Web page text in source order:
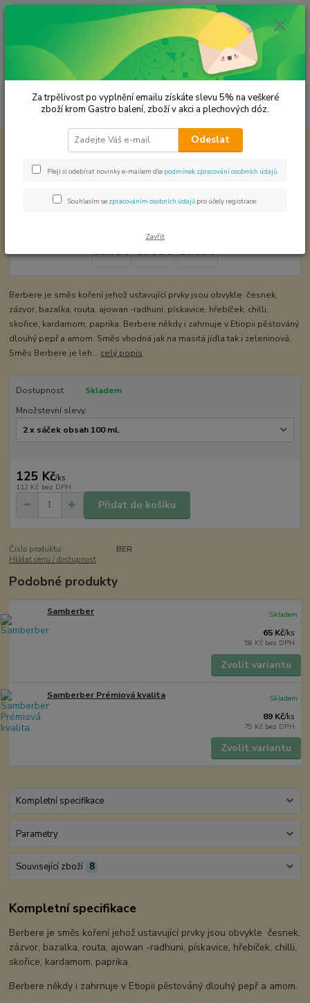
Menu
Hledat
ks
za 0,00 Kč
Koření od Samuela podle způsobu použití Pečená masa
Berbere
Berbere je směs koření jehož ustavující prvky jsou obvykle česnek,
zázvor, bazalka, routa, ajowan -radhuni, pískavice, hřebíček, chilli,
skořice, kardamom, paprika. Berbere někdy i zahrnuje v Etiopii pěstováný
dlouhý pepř a amom. Směs vhodná jak na masitá jídla tak i zeleninová.
Směs Berbere je leh... celý popis
Dostupnost
Skladem
Množstevní slevy:
125 Kč/ks
112 Kč bez DPH
Přidat do košíku
Číslo produktu:
BER
Hlídat cenu / dostupnost
Podobné produkty
Samberber
65 Kč/ks
58 Kč bez DPH
Skladem
Zvolit variantu
Samberber Prémiová kvalita
89 Kč/ks
79 Kč bez DPH
Skladem
Zvolit variantu
Kompletní specifikace
Parametry
Související zboží 8
Kompletní specifikace
Berbere je směs koření jehož ustavující prvky jsou obvykle česnek,
zázvor, bazalka, routa, ajowan -radhuni, pískavice, hřebíček, chilli,
skořice, kardamom, paprika.
Berbere někdy i zahrnuje v Etiopii pěstováný dlouhý pepř a amom.
Za trpělivost po vyplnění emailu získáte slevu 5% na veškeré
zboží krom Gastro balení, zboží v akci a plechových dóz.
Odeslat
Přeji si odebírat novinky e-mailem dle podmínek zpracování osobních údajů
Souhlasím se zpracováním osobních údajů pro účely registrace.
Zavřít